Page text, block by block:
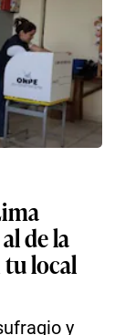
de la
local
y